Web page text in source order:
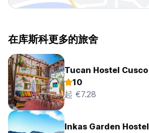
在库斯科更多的旅舍
Tucan Hostel Cusco
10
起 €7.28
Inkas Garden Hostel